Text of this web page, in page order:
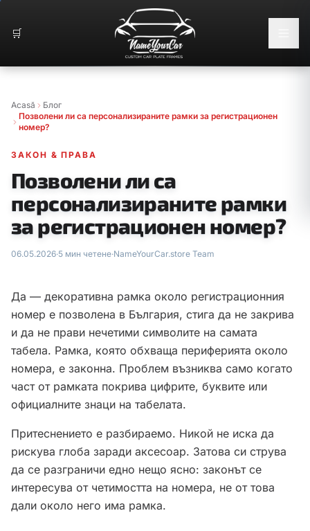
🛒
Acasă
Блог
Позволени ли са персонализираните рамки за регистрационен
номер?
ЗАКОН & ПРАВА
Позволени ли са
персонализираните рамки
за регистрационен номер?
06.05.2026·5 мин четене·NameYourCar.store Team
Да — декоративна рамка около регистрационния
номер е позволена в България, стига да не закрива
и да не прави нечетими символите на самата
табела. Рамка, която обхваща периферията около
номера, е законна. Проблем възниква само когато
част от рамката покрива цифрите, буквите или
официалните знаци на табелата.
Притеснението е разбираемо. Никой не иска да
рискува глоба заради аксесоар. Затова си струва
да се разграничи едно нещо ясно: законът се
интересува от четимостта на номера, не от това
дали около него има рамка.